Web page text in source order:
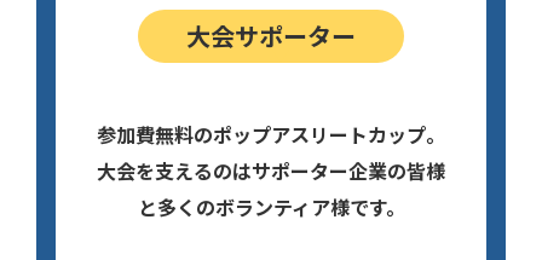
大会サポーター
参加費無料のポップアスリートカップ。
大会を支えるのはサポーター企業の皆様
と多くのボランティア様です。